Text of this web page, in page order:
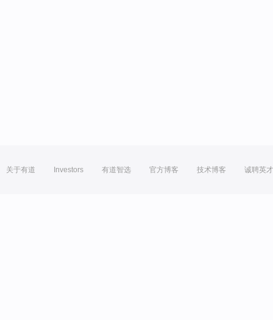
关于有道 Investors 有道智选 官方博客 技术博客 诚聘英才